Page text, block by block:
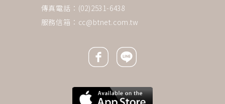
傳真電話：(02)2531-6438
服務信箱： cc@btnet.com.tw
Facebook icon
Line icon